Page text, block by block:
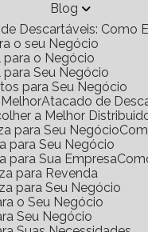
Blog
de Descartáveis: Como
o seu Negócio
para o Negócio
para Seu Negócio
para Seu Negócio
Atacado de
a Melhor
para Seu Negócio
para Seu Negócio
para Sua Empresa
para Revenda
para Seu Negócio
o Seu Negócio
Seu Negócio